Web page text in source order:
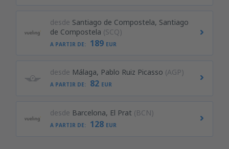
desde Santiago de Compostela, Santiago
de Compostela (SCQ)
A PARTIR DE: 189 EUR
desde Málaga, Pablo Ruiz Picasso (AGP)
A PARTIR DE: 82 EUR
desde Barcelona, El Prat (BCN)
A PARTIR DE: 128 EUR